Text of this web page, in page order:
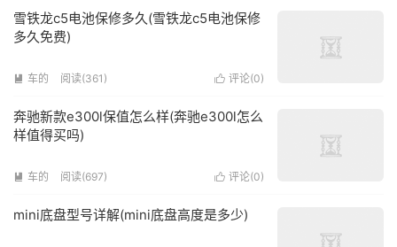
雪铁龙c5电池保修多久(雪铁龙c5电池保修
多久免费)
 车的 阅读(361)  评论(0)
奔驰新款e300l保值怎么样(奔驰e300l怎么
样值得买吗)
 车的 阅读(697)  评论(0)
mini底盘型号详解(mini底盘高度是多少)